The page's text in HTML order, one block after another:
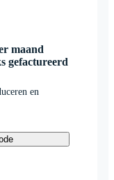
maand
gefactureerd
en